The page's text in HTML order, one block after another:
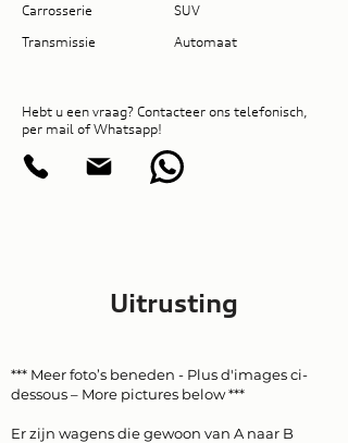
Carrosserie
SUV
Transmissie
Automaat
Hebt u een vraag? Contacteer ons telefonisch,
per mail of Whatsapp!
Uitrusting
*** Meer foto’s beneden - Plus d'images ci-
dessous – More pictures below ***
Er zijn wagens die gewoon van A naar B